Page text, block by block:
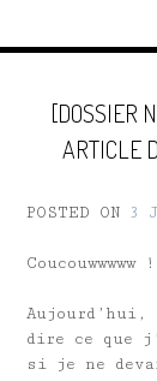
[DOSSIER
ARTICLE
POSTED ON 3
Coucouwwwww
dire ce que
si je ne